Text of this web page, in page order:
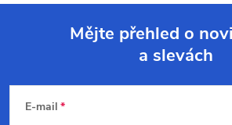
Mějte přehled o
a slevách
E-mail